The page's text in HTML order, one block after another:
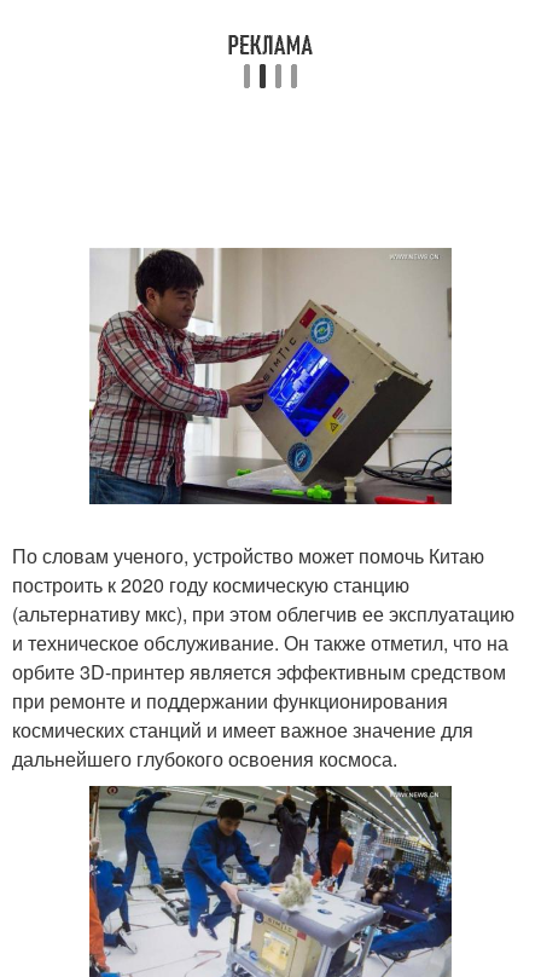
По словам ученого, устройство может помочь Китаю
построить к 2020 году космическую станцию
(альтернативу мкс), при этом облегчив ее эксплуатацию
и техническое обслуживание. Он также отметил, что на
орбите 3D-принтер является эффективным средством
при ремонте и поддержании функционирования
космических станций и имеет важное значение для
дальнейшего глубокого освоения космоса.